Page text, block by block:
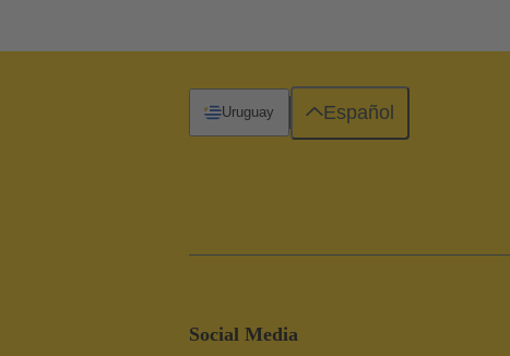
Social Media
Uruguay Español